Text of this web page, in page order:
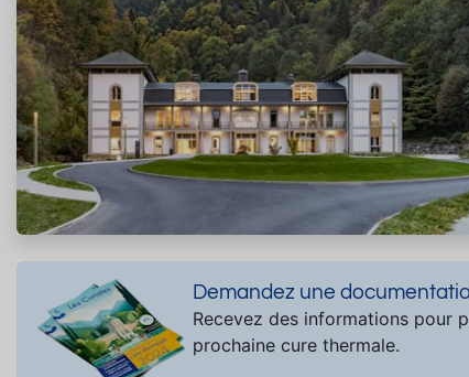
Demandez une
Recevez des informations pour
prochaine cure thermale.